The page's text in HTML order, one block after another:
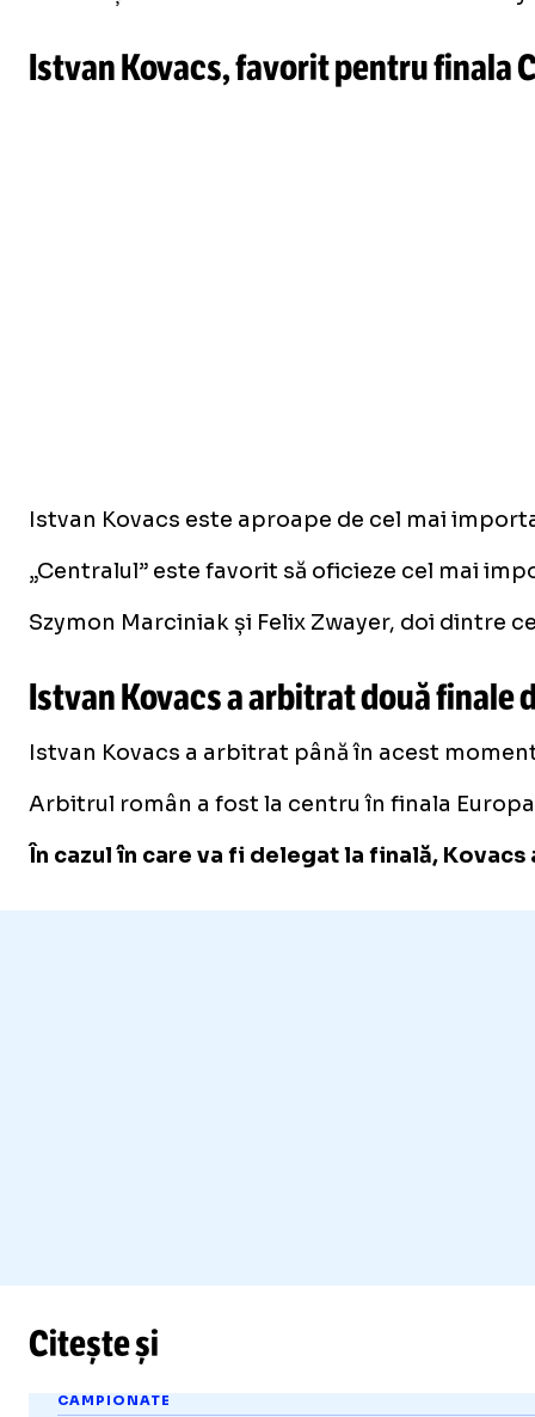
Istvan Kovacs, favorit pentru finala
Istvan Kovacs este aproape de cel mai
„Centralul” este favorit să oficieze cel mai
Szymon Marciniak și Felix Zwayer, doi dintre
Istvan Kovacs a arbitrat două finale
Istvan Kovacs a arbitrat până în acest
Arbitrul român a fost la centru în finala
În cazul în care va fi delegat la finală,
Citește și
CAMPIONATE